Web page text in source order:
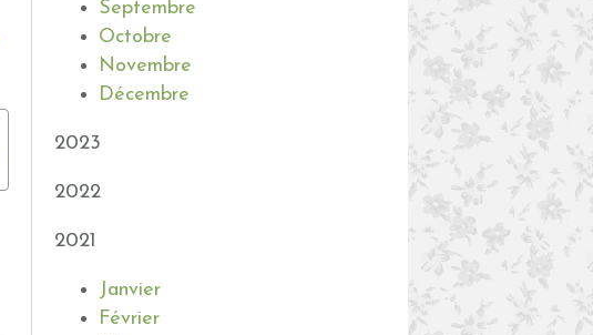
Septembre
Octobre
Novembre
Décembre
2023
2022
2021
Janvier
Février